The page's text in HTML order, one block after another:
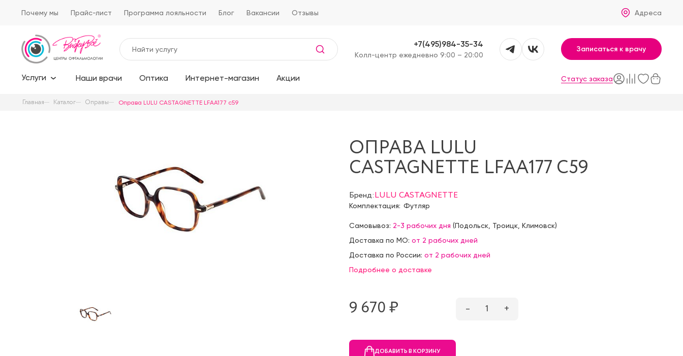
Почему мы Прайс-лист Программа лояльности Блог Вакансии Отзывы Адреса
+7(495)984-35-34
Kолл-центр ежедневно 9:00 – 20:00
Записаться к врачу
Услуги Наши врачи Оптика Интернет-магазин Акции Статус заказа
Главная Каталог Оправы Оправа LULU CASTAGNETTE LFAA177 c59
ОПРАВА LULU
CASTAGNETTE LFAA177 C59
Бренд:LULU CASTAGNETTE
Комплектация: Футляр
Самовывоз: 2-3 рабочих дня (Подольск, Троицк, Климовск)
Доставка по МО: от 2 рабочих дней
Доставка по России: от 2 рабочих дней
Подробнее о доставке
9 670 ₷ – 1 +
ДОБАВИТЬ В КОРЗИНУ